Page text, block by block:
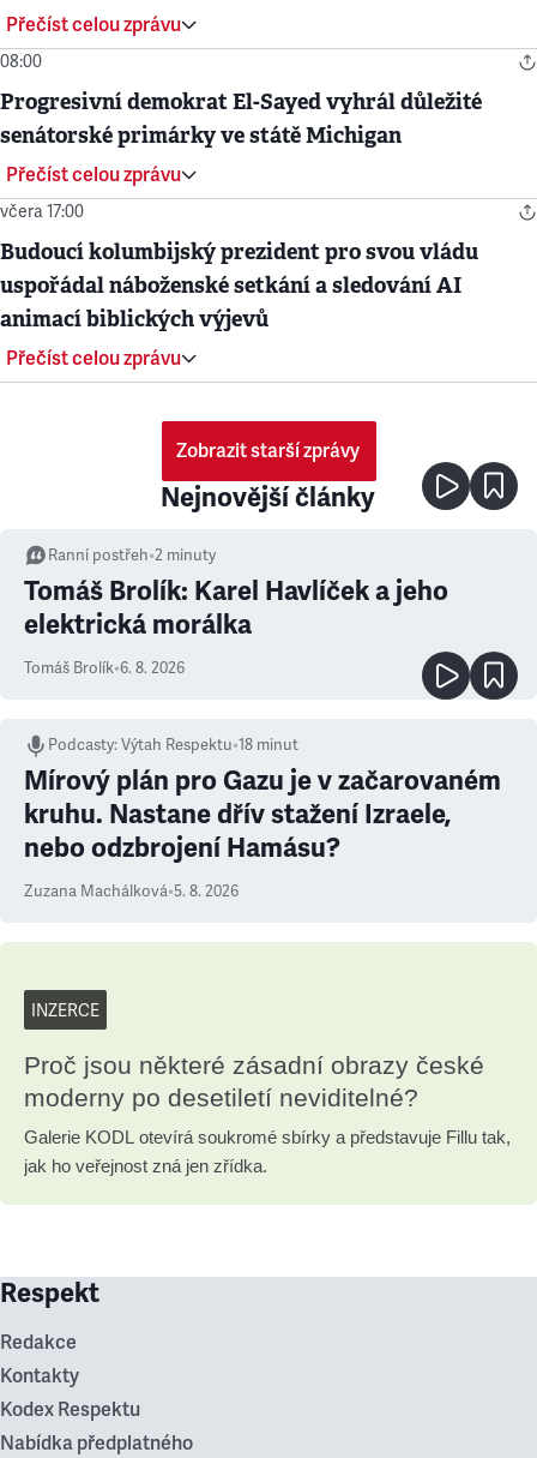
Přečíst celou zprávu
08:00
Progresivní demokrat El-Sayed vyhrál důležité
senátorské primárky ve státě Michigan
Přečíst celou zprávu
včera 17:00
Budoucí kolumbijský prezident pro svou vládu
uspořádal náboženské setkání a sledování AI
animací biblických výjevů
Přečíst celou zprávu
Zobrazit starší zprávy
Nejnovější články
Ranní postřeh•2 minuty
Tomáš Brolík: Karel Havlíček a jeho
elektrická morálka
Tomáš Brolík•6. 8. 2026
Podcasty:Výtah Respektu•18 minut
Mírový plán pro Gazu je v začarovaném
kruhu. Nastane dřív stažení Izraele,
nebo odzbrojení Hamásu?
Zuzana Machálková•5. 8. 2026
INZERCE
Proč jsou některé zásadní obrazy české
moderny po desetiletí neviditelné?
Galerie KODL otevírá soukromé sbírky a představuje Fillu tak,
jak ho veřejnost zná jen zřídka.
Respekt
Redakce
Kontakty
Kodex Respektu
Nabídka předplatného